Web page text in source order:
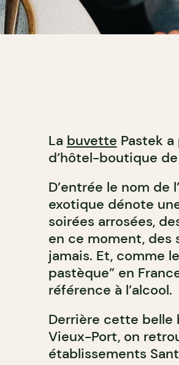
La buvette Pastek
d’hôtel-boutique
D’entrée le nom de
exotique dénote
soirées arrosées,
en ce moment, des
jamais. Et, comme
pastèque” en
référence à l’alcool.
Derrière cette belle
Vieux-Port, on
établissements